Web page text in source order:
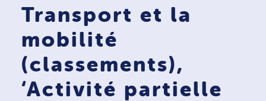
Transport et la
mobilité
(classements),
‘Activité partielle